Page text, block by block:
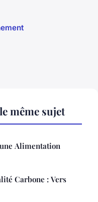
même sujet
Alimentation
Carbone : Vers